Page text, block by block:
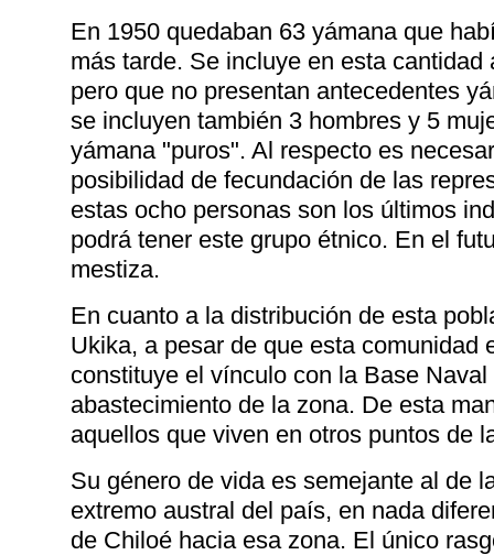
En 1950 quedaban 63 yámana que
más tarde. Se incluye en esta
pero que no presentan antecedentes
se incluyen también 3 hombres y 5
yámana "puros". Al respecto es
posibilidad de fecundación de las
estas ocho personas son los últimos
podrá tener este grupo étnico. En el
mestiza.
En cuanto a la distribución de esta
Ukika, a pesar de que esta comunidad
constituye el vínculo con la Base
abastecimiento de la zona. De esta
aquellos que viven en otros puntos de
Su género de vida es semejante al de
extremo austral del país, en nada
de Chiloé hacia esa zona. El único